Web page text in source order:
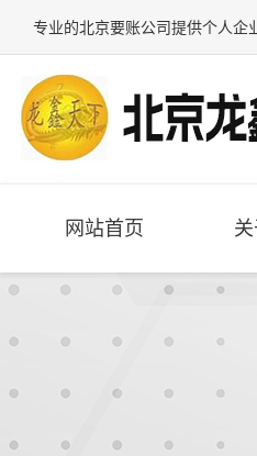
专业的北京要账公司提供个人企
网站首页 关